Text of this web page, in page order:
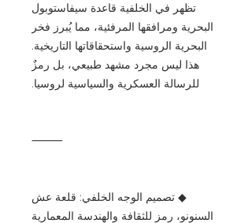
تظهر في الخلفية قاعدة سيفاستوبول
البحرية ومرافقها المرفئية، مما يُبرز فخر
البحرية الروسية واستحقاقاتها التاريخية.
هذا ليس مجرد مشهد طبيعي، بل رمزٌ
للرسالة العسكرية والسياسية لروسيا.
⸻
◆ تصميم الوجه الخلفي: قلعة عش
السنونو، رمز للثقافة والهندسة المعمارية